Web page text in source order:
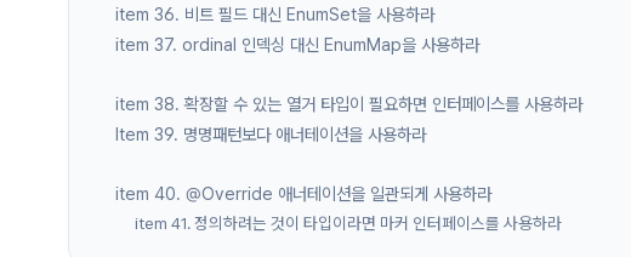
item 36. 비트 필드 대신 EnumSet을 사용하라
item 37. ordinal 인덱싱 대신 EnumMap을 사용하라
item 38. 확장할 수 있는 열거 타입이 필요하면 인터페이스를 사용하라
Item 39. 명명패턴보다 애너테이션을 사용하라
item 40. @Override 애너테이션을 일관되게 사용하라
item 41. 정의하려는 것이 타입이라면 마커 인터페이스를 사용하라